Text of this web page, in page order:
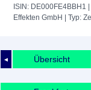
ISIN: DE000FE4BBH1
Effekten GmbH
| Typ:
◄ Übersicht